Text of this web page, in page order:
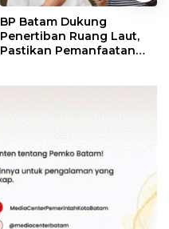
BP Batam Dukung
Penertiban Ruang Laut,
Pastikan Pemanfaatan